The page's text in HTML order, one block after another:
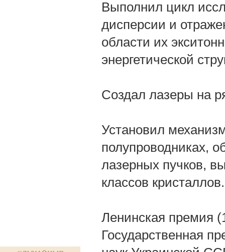
Выполнил цикл
дисперсии и
области их
энергетической
Создал лазеры на
Установил
полупроводниках,
лазерных пучков,
классов кристаллов.
Ленинская премия
Государственная